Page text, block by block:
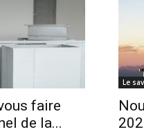
faire
de la...
Le